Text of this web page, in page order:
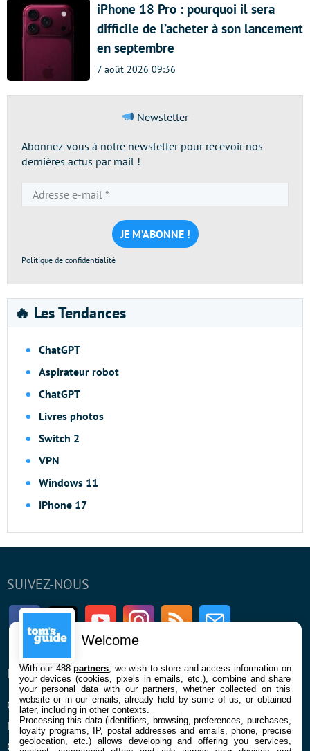
iPhone 18 Pro : pourquoi il sera
difficile de l’acheter à son lancement
en septembre
7 août 2026 09:36
Newsletter
Abonnez-vous à notre newsletter pour recevoir nos
dernières actus par mail !
e-
mail
*
Politique de confidentialité
🔥 Les Tendances
ChatGPT
Aspirateur robot
ChatGPT
Livres photos
Switch 2
VPN
Windows 11
iPhone 17
SUIVEZ-NOUS
FacebookTwitter Youtube InstagramRSS Newsletter
ENTREPRISE
Qui sommes nous
Mentions légales et CGU
Confidentialité et Cookies
À PROPOS
La rédaction
Contact
Welcome
With our 488partners , we wish to store and access information on
your devices (cookies, pixels in emails, etc.), combine and share
your personal data with our partners, whether collected on this
website or in our emails, already held by some of us, or obtained
later, including in other contexts.
Processing this data (identifiers, browsing, preferences, purchases,
loyalty programs, IP, postal addresses and emails, phone, precise
geolocation, etc.) allows developing and offering you services,